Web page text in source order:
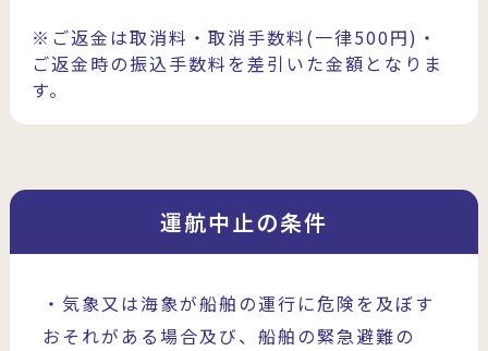
※ご返金は取消料・取消手数料(一律500円)・
ご返金時の振込手数料を差引いた金額となりま
す。
運航中止の条件
・気象又は海象が船舶の運行に危険を及ぼす
おそれがある場合及び、船舶の緊急避難の